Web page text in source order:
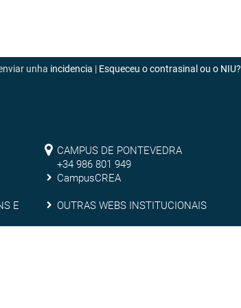
unha incidencia | Esqueceu o contrasinal ou o NIU?
Campus
de
Pontevedra
CAMPUS DE PONTEVEDRA
+34 986 801 949
CampusCREA
E
Outras
OUTRAS WEBS INSTITUCIONAIS